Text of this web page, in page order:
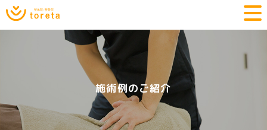
施術例のご紹介